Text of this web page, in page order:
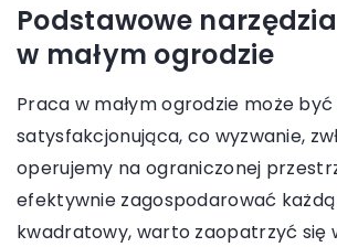
Podstawowe
w małym ogrodzie
Praca w małym ogrodzie może
satysfakcjonująca, co wyzwanie,
operujemy na ograniczonej
efektywnie zagospodarować
kwadratowy, warto zaopatrzyć się